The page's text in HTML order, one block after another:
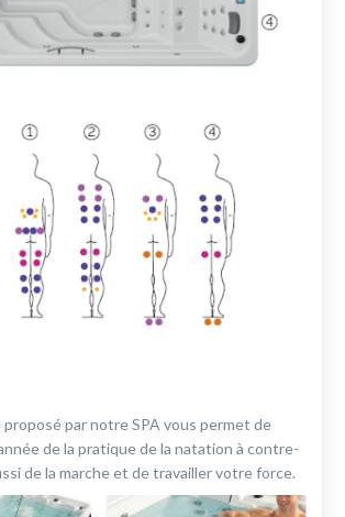
proposé par notre SPA vous permet de
de la pratique de la natation à contre-
de la marche et de travailler votre force.